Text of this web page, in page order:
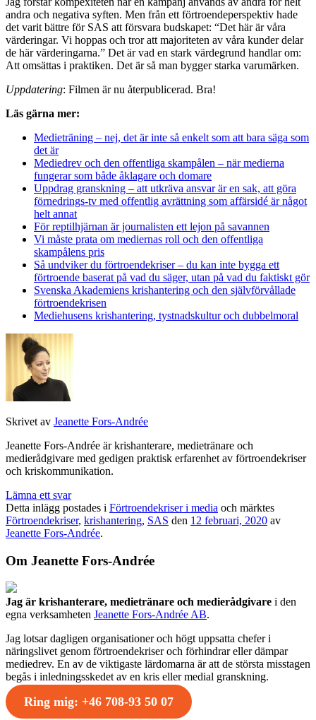
andra och negativa syften. Men från ett förtroendeperspektiv hade
det varit bättre för SAS att försvara budskapet: “Det här är våra
värderingar. Vi hoppas och tror att majoriteten av våra kunder delar
de här värderingarna.” Det är vad en stark värdegrund handlar om:
Att omsättas i praktiken. Det är så man bygger starka varumärken.
Uppdatering: Filmen är nu återpublicerad. Bra!
Läs gärna mer:
Medieträning – nej, det är inte så enkelt som att bara säga som
det är
Mediedrev och den offentliga skampålen – när medierna
fungerar som både åklagare och domare
Uppdrag granskning – att utkräva ansvar är en sak, att göra
förnedrings-tv med offentlig avrättning som affärsidé är något
helt annat
För reptilhjärnan är journalisten ett lejon på savannen
Vi måste prata om mediernas roll och den offentliga
skampålens pris
Så undviker du förtroendekriser – du kan inte bygga ett
förtroende baserat på vad du säger, utan på vad du faktiskt gör
Svenska Akademiens krishantering och den självförvållade
förtroendekrisen
Mediehusens krishantering, tystnadskultur och dubbelmoral
Skrivet av Jeanette Fors-Andrée
Jeanette Fors-Andrée är krishanterare, medietränare och
medierådgivare med gedigen praktisk erfarenhet av förtroendekriser
och kriskommunikation.
Lämna ett svar
Detta inlägg postades i Förtroendekriser i media och märktes
Förtroendekriser, krishantering, SAS den 12 februari, 2020 av
Jeanette Fors-Andrée.
Om Jeanette Fors-Andrée
Jag är krishanterare, medietränare och medierådgivare i den
egna verksamheten Jeanette Fors-Andrée AB.
Jag lotsar dagligen organisationer och högt uppsatta chefer i
näringslivet genom förtroendekriser och förhindrar eller dämpar
mediedrev. En av de viktigaste lärdomarna är att de största misstagen
begås i inledningsskedet av en kris eller medial granskning.
Ring mig: +46 708-93 50 07